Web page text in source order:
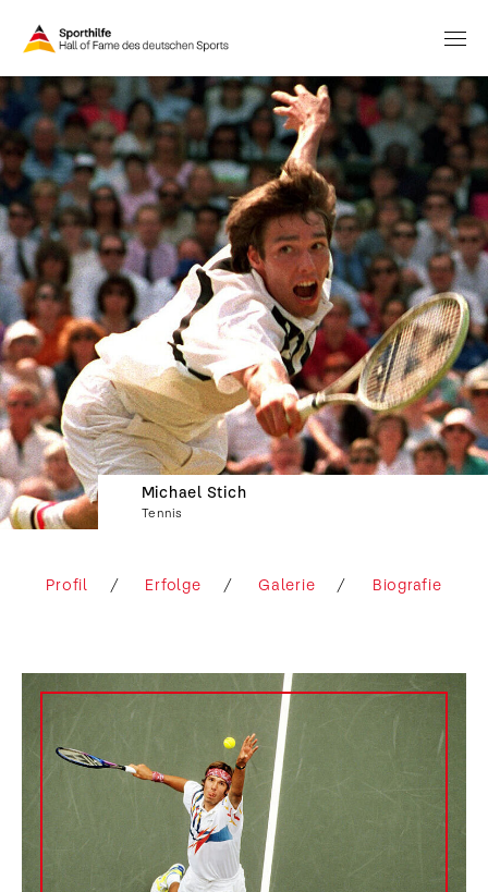
Michael Stich
Tennis
Profil Erfolge Galerie Biografie